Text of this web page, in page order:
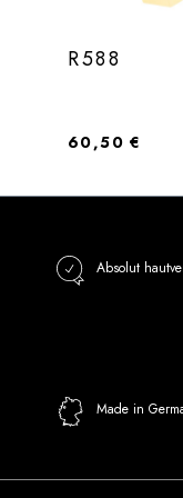
R588
Regulärer Preis:
60,50 €
Absolut
Made in